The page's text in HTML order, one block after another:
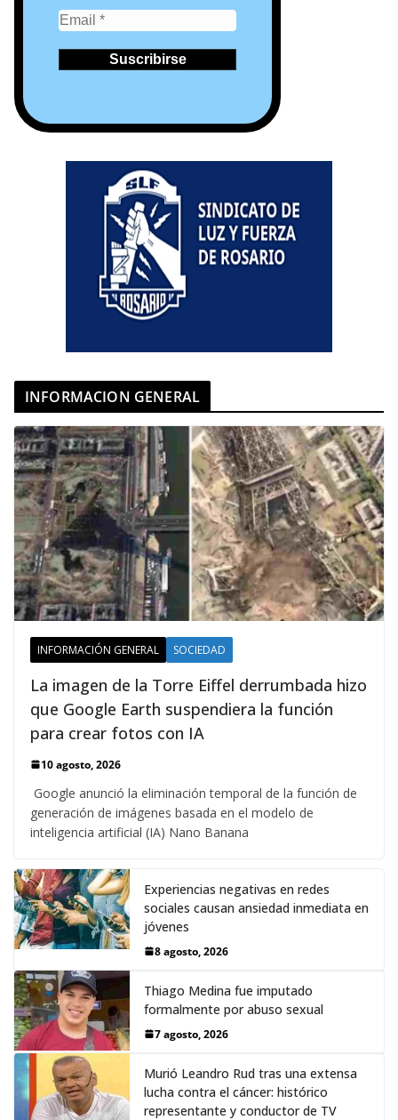
INFORMACION GENERAL
INFORMACIÓN GENERAL SOCIEDAD
La imagen de la Torre Eiffel derrumbada hizo
que Google Earth suspendiera la función
para crear fotos con IA
10 agosto, 2026
Google anunció la eliminación temporal de la función de
generación de imágenes basada en el modelo de
inteligencia artificial (IA) Nano Banana
Experiencias negativas en redes
sociales causan ansiedad inmediata en
jóvenes
8 agosto, 2026
Thiago Medina fue imputado
formalmente por abuso sexual
7 agosto, 2026
Murió Leandro Rud tras una extensa
lucha contra el cáncer: histórico
representante y conductor de TV